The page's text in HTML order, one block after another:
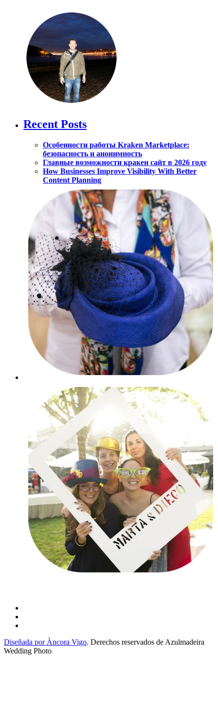
Recent Posts
Особенности работы Kraken Marketplace:
безопасность и анонимность
Главные возможности кракен сайт в 2026 году
How Businesses Improve Visibility With Better
Content Planning
Diseñada por Àncora Vigo. Derechos reservados de Azulmadeira
Wedding Photo